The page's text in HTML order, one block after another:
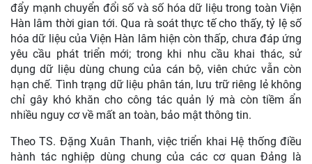
đẩy mạnh chuyển đổi số và số hóa dữ liệu trong toàn Viện
Hàn lâm thời gian tới. Qua rà soát thực tế cho thấy, tỷ lệ số
hóa dữ liệu của Viện Hàn lâm hiện còn thấp, chưa đáp ứng
yêu cầu phát triển mới; trong khi nhu cầu khai thác, sử
dụng dữ liệu dùng chung của cán bộ, viên chức vẫn còn
hạn chế. Tình trạng dữ liệu phân tán, lưu trữ riêng lẻ không
chỉ gây khó khăn cho công tác quản lý mà còn tiềm ẩn
nhiều nguy cơ về mất an toàn, bảo mật thông tin.
Theo TS. Đặng Xuân Thanh, việc triển khai Hệ thống điều
hành tác nghiệp dùng chung của các cơ quan Đảng là